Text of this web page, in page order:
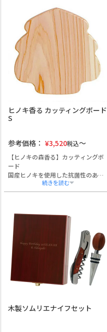
本商品は、刃部分への名入れ加工が
可能で、企業名・団体名・個人名な
どを刻印することで、記念性の高い
オリジナルギフトとしてご活用いた
だけます。ロゴや社章の表現にも対
応しており、他にはない独自性を演
出します。 専用の木箱には、用途に
応じたメッセージをデザインした蓋
を採用。開封時の印象にも配慮し、
贈り物としての価値を高めます。 退
念、社内表彰など、節目の贈答品と
して最適です。熨斗・ラッピング・
トとしてそのままお渡しいただけま
す。実用性と記念性を兼ね備えた、
幅広いシーンで選ばれる一品です。
ヒノキ香る カッティングボード
S
参考価格： ¥3,520税込
【ヒノキの森香る】カッティングボ
ード
国産ヒノキを使用した抗菌性のある
まな板です。
デザイン性もあり、ヒノキの風合い
使いいただけます。
コンパクトサイズがちょっとした時
に使いやすく便利。アウトドアで
も。
木製ソムリエナイフセット